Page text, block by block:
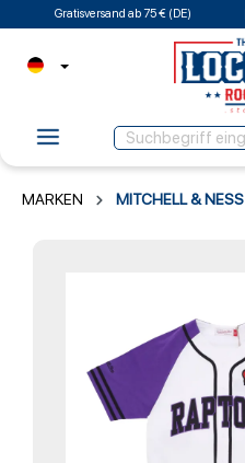
Gratisversand ab 75 € (DE)
MARKEN MITCHELL & NESS